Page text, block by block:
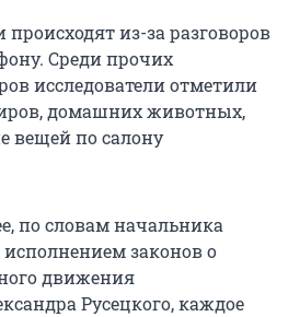
происходят из-за разговоров
Среди прочих
исследователи отметили
домашних животных,
вещей по салону
по словам начальника
исполнением законов о
движения
Русецкого, каждое